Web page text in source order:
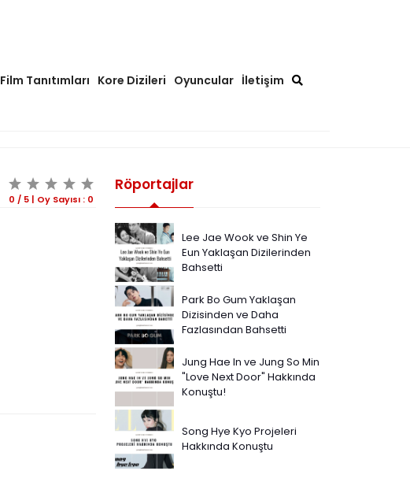
Film Tanıtımları Kore Dizileri Oyuncular İletişim
0 / 5| Oy Sayısı : 0
Röportajlar
Lee Jae Wook ve Shin Ye
Eun Yaklaşan Dizilerinden
Bahsetti
Park Bo Gum Yaklaşan
Dizisinden ve Daha
Fazlasından Bahsetti
Jung Hae In ve Jung So Min
"Love Next Door" Hakkında
Konuştu!
Song Hye Kyo Projeleri
Hakkında Konuştu